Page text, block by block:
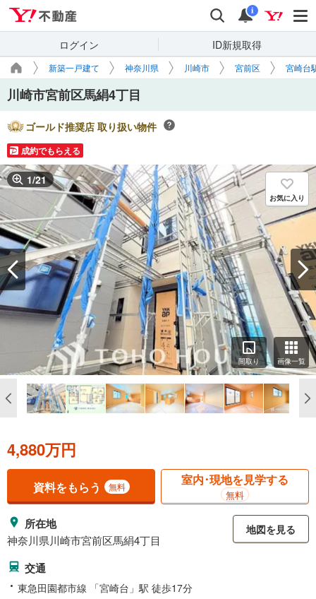
検索 通知
i
ログイン ID新規取得
新築一戸建て 神奈川県 川崎市 宮前区 宮崎台
川崎市宮前区馬絹4丁目
ゴールド推奨店 取り扱い物件
成約でもらえる
1/21
お気に入り
間取り 画像一覧
4,880万円
資料をもらう 無料 室内･現地を見学する
無料
所在地
神奈川県川崎市宮前区馬絹4丁目
地図を見る
交通
東急田園都市線 「宮崎台」駅 徒歩17分